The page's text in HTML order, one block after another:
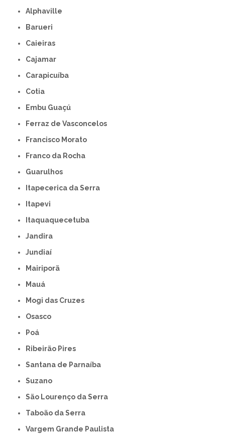
Alphaville
Barueri
Caieiras
Cajamar
Carapicuíba
Cotia
Embu Guaçú
Ferraz de Vasconcelos
Francisco Morato
Franco da Rocha
Guarulhos
Itapecerica da Serra
Itapevi
Itaquaquecetuba
Jandira
Jundiaí
Mairiporã
Mauá
Mogi das Cruzes
Osasco
Poá
Ribeirão Pires
Santana de Parnaíba
Suzano
São Lourenço da Serra
Taboão da Serra
Vargem Grande Paulista